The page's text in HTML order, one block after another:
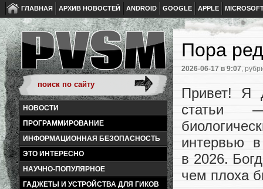
ГЛАВНАЯ АРХИВ НОВОСТЕЙ ANDROID GOOGLE APPLE
НОВОСТИ
ПРОГРАММИРОВАНИЕ
ИНФОРМАЦИОННАЯ БЕЗОПАСНОСТЬ
ЭТО ИНТЕРЕСНО
НАУЧНО-ПОПУЛЯРНОЕ
ГАДЖЕТЫ И УСТРОЙСТВА ДЛЯ ГИКОВ
Пора
2026-06-17 в 9:07,
Привет! Я
статьи —
интервью
в 2026.
чем плоха